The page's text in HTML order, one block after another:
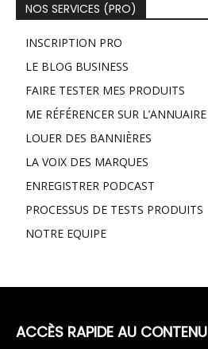
NOS SERVICES (PRO)
INSCRIPTION PRO
LE BLOG BUSINESS
FAIRE TESTER MES PRODUITS
ME RÉFÉRENCER SUR L’ANNUAIRE
LOUER DES BANNIÈRES
LA VOIX DES MARQUES
ENREGISTRER PODCAST
PROCESSUS DE TESTS PRODUITS
NOTRE EQUIPE
ACCÈS RAPIDE AU CONTENU